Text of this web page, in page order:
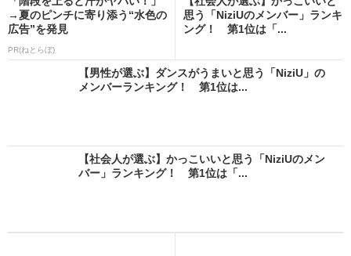
→夏のピンチに寄り添う“水色の
広告”を発見
PR(ねとらぼ)
思う「NiziUのメンバー」ランキ
ング！ 第1位は「...
【男性が選ぶ】ダンスがうまいと思う「NiziU」の
メンバーランキング！ 第1位は...
【社会人が選ぶ】かっこいいと思う「NiziUのメン
バー」ランキング！ 第1位は「...